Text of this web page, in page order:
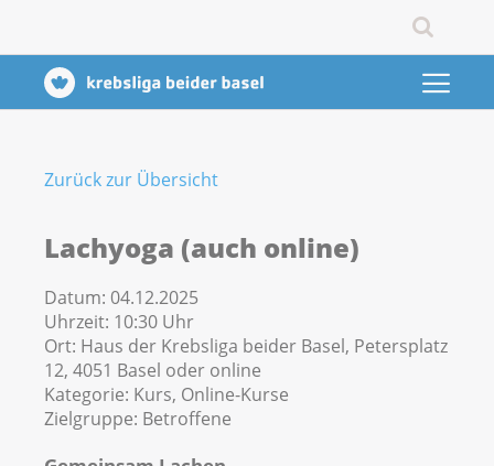
Zurück zur Übersicht
Lachyoga (auch online)
Datum: 04.12.2025
Uhrzeit: 10:30 Uhr
Ort: Haus der Krebsliga beider Basel, Petersplatz
12, 4051 Basel oder online
Kategorie: Kurs, Online-Kurse
Zielgruppe: Betroffene